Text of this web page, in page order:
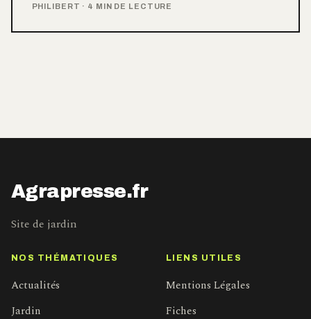
PHILIBERT · 4 MIN DE LECTURE
Agrapresse.fr
Site de jardin
NOS THÉMATIQUES
Actualités
Jardin
LIENS UTILES
Mentions Légales
Fiches